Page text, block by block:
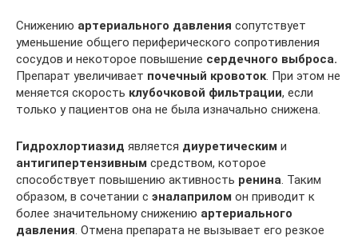
Снижению артериального давления сопутствует
уменьшение общего периферического сопротивления
сосудов и некоторое повышение сердечного выброса.
Препарат увеличивает почечный кровоток. При этом не
меняется скорость клубочковой фильтрации, если
только у пациентов она не была изначально снижена.
Гидрохлортиазид является диуретическим и
антигипертензивным средством, которое
способствует повышению активность ренина. Таким
образом, в сочетании с эналаприлом он приводит к
более значительному снижению артериального
давления. Отмена препарата не вызывает его резкое